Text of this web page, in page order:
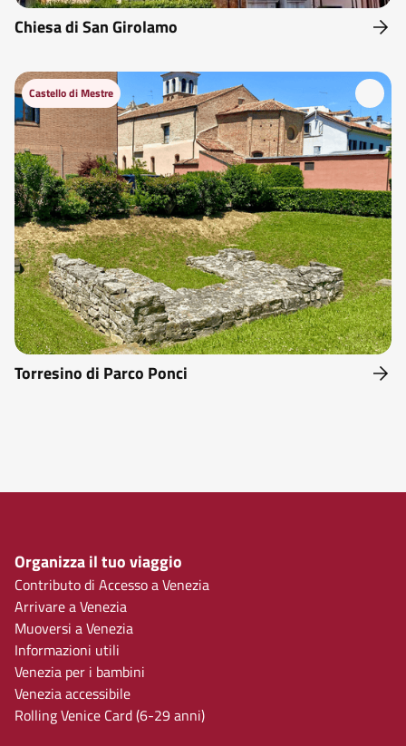
Chiesa di San Girolamo
Castello di Mestre
Torresino di Parco Ponci
Organizza il tuo viaggio
Contributo di Accesso a Venezia
Arrivare a Venezia
Muoversi a Venezia
Informazioni utili
Venezia per i bambini
Venezia accessibile
Rolling Venice Card (6-29 anni)